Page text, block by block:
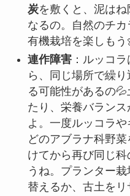
炭を敷くと、泥は
なるの。自然のチ
有機栽培を楽しもう
連作障害：ルッコ
ら、同じ場所で繰り
る可能性があるの
たり、栄養バラン
よ。一度ルッコラ
どのアブラナ科野菜
けてから再び同じ
うね。プランター
替えるか、古土を